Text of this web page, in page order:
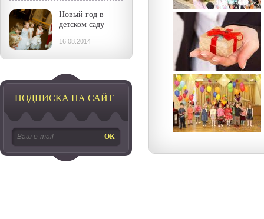
Новый год в
детском саду
16.08.2014
ПОДПИСКА НА САЙТ